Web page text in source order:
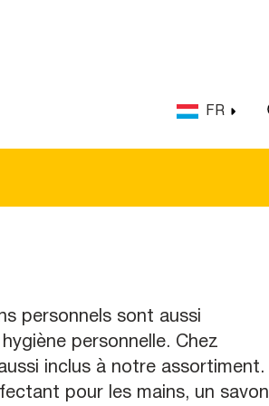
FR
personnels sont aussi
personnelle. Chez
inclus à notre assortiment.
pour les mains, un savon